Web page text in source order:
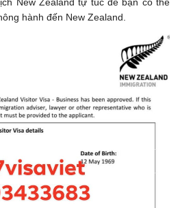
New Zealand tự túc để bạn có thể
hành đến New Zealand.